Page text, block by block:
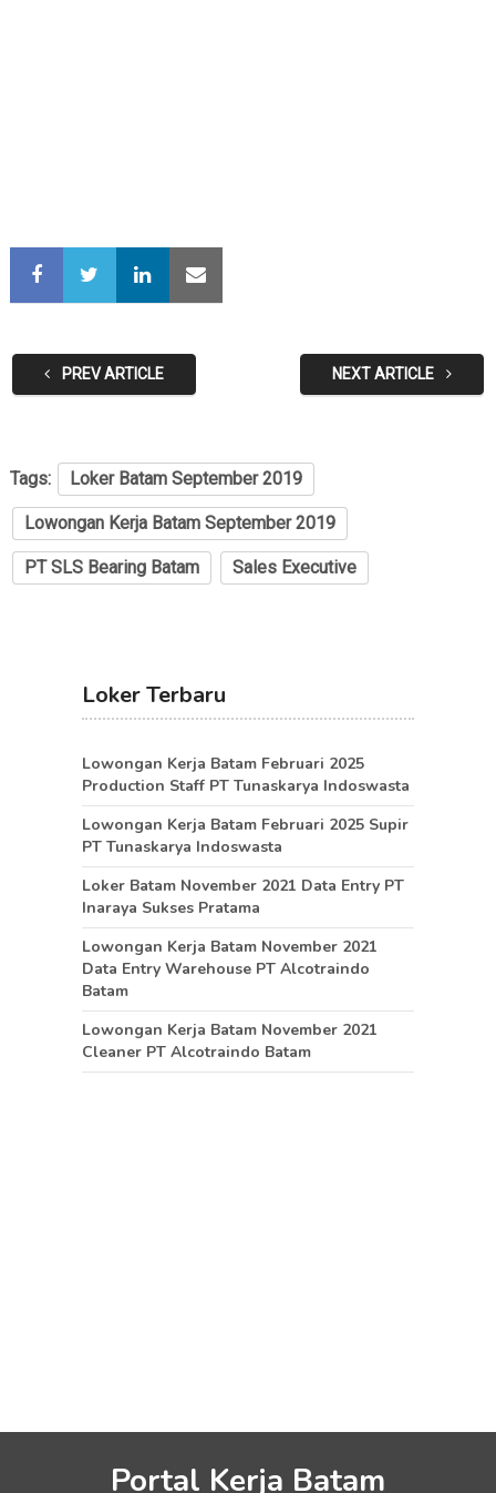
PREV ARTICLE NEXT ARTICLE
Tags: Loker Batam September 2019
Lowongan Kerja Batam September 2019
PT SLS Bearing Batam Sales Executive
Loker Terbaru
Lowongan Kerja Batam Februari 2025
Production Staff PT Tunaskarya Indoswasta
Lowongan Kerja Batam Februari 2025 Supir
PT Tunaskarya Indoswasta
Loker Batam November 2021 Data Entry PT
Inaraya Sukses Pratama
Lowongan Kerja Batam November 2021
Data Entry Warehouse PT Alcotraindo
Batam
Lowongan Kerja Batam November 2021
Cleaner PT Alcotraindo Batam
Portal Kerja Batam